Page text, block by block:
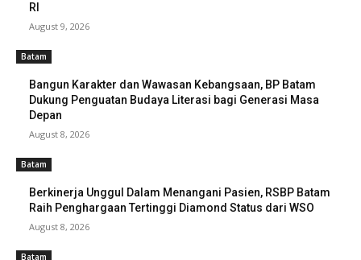
RI
August 9, 2026
Batam
Bangun Karakter dan Wawasan Kebangsaan, BP Batam
Dukung Penguatan Budaya Literasi bagi Generasi Masa
Depan
August 8, 2026
Batam
Berkinerja Unggul Dalam Menangani Pasien, RSBP Batam
Raih Penghargaan Tertinggi Diamond Status dari WSO
August 8, 2026
Batam